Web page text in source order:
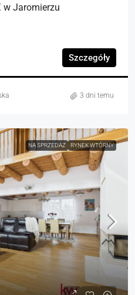
w Jaromierzu
Szczegóły
3 dni temu
NA SPRZEDAŻ RYNEK WTÓRNY